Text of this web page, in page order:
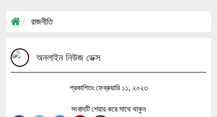
রাজনীতি
অনলাইন নিউজ ডেক্স
প্রকাশিতঃ ফেব্রুয়ারি ১১, ২০২৩
সংবাদটি শেয়ার করে সাথে থাকুন